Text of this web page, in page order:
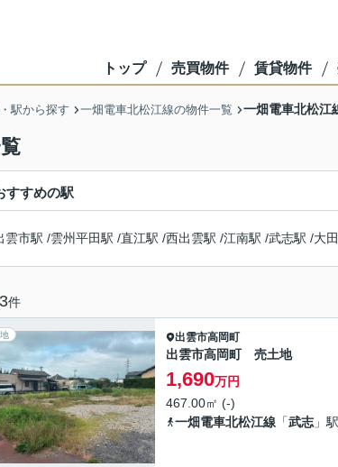
トップ 売買物件 賃貸物件
駅から探す 一畑電車北松江線の物件一覧 一畑電車北松江
すすめの駅
雲市駅 /雲州平田駅 /直江駅 /西出雲駅 /江南駅 /武志駅 /大
3件
出雲市高岡町
出雲市高岡町 売土地
1,690万円
467.00㎡ (-)
一畑電車北松江線 「武志 」